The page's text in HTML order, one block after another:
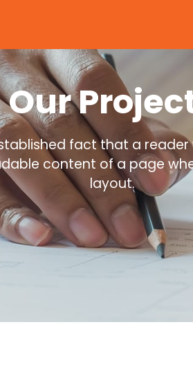
Our
fact that a
content of a page
layout.